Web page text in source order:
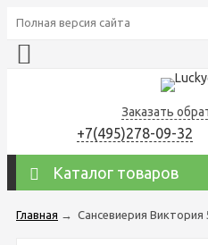
Полная версия сайта
Заказать
+7(495)278-09-32
Каталог товаров
Главная → Сансевиерия Виктория